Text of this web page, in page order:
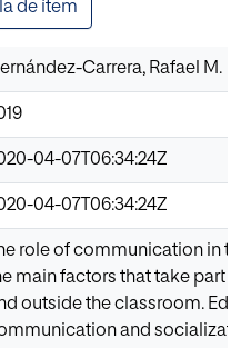
de ítem
Carrera, Rafael M.
04-07T06:34:24Z
04-07T06:34:24Z
role of communication in
main factors that take part
outside the classroom.
and